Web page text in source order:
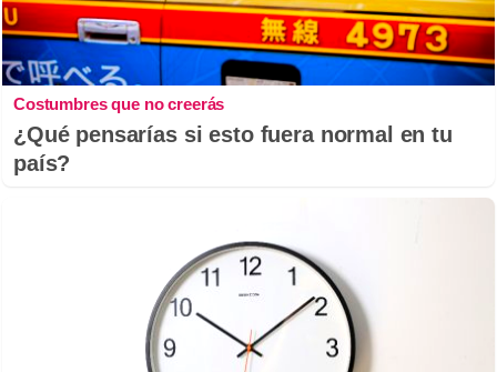
Costumbres que no creerás
¿Qué pensarías si esto fuera normal en tu
país?